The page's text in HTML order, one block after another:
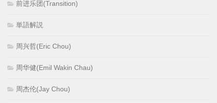
前进乐团(Transition)
単語解説
周兴哲(Eric Chou)
周华健(Emil Wakin Chau)
周杰伦(Jay Chou)